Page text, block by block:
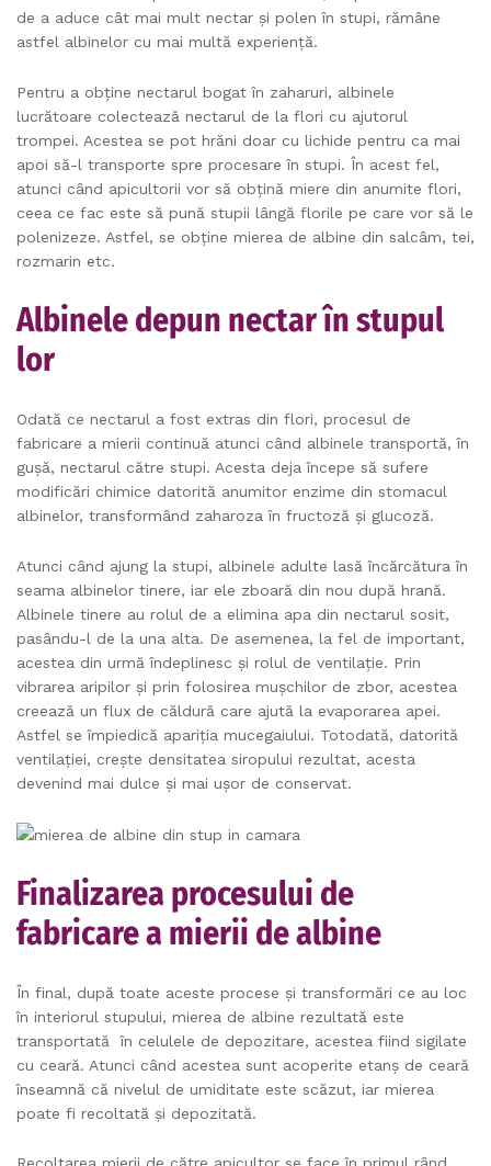
de a aduce cât mai mult nectar și polen în stupi, rămâne
astfel albinelor cu mai multă experiență.
Pentru a obține nectarul bogat în zaharuri, albinele
lucrătoare colectează nectarul de la flori cu ajutorul
trompei. Acestea se pot hrăni doar cu lichide pentru ca mai
apoi să-l transporte spre procesare în stupi. În acest fel,
atunci când apicultorii vor să obțină miere din anumite flori,
ceea ce fac este să pună stupii lângă florile pe care vor să le
polenizeze. Astfel, se obține mierea de albine din salcâm, tei,
rozmarin etc.
Albinele depun nectar în stupul
lor
Odată ce nectarul a fost extras din flori, procesul de
fabricare a mierii continuă atunci când albinele transportă, în
gușă, nectarul către stupi. Acesta deja începe să sufere
modificări chimice datorită anumitor enzime din stomacul
albinelor, transformând zaharoza în fructoză și glucoză.
Atunci când ajung la stupi, albinele adulte lasă încărcătura în
seama albinelor tinere, iar ele zboară din nou după hrană.
Albinele tinere au rolul de a elimina apa din nectarul sosit,
pasându-l de la una alta. De asemenea, la fel de important,
acestea din urmă îndeplinesc și rolul de ventilație. Prin
vibrarea aripilor și prin folosirea mușchilor de zbor, acestea
creează un flux de căldură care ajută la evaporarea apei.
Astfel se împiedică apariția mucegaiului. Totodată, datorită
ventilației, crește densitatea siropului rezultat, acesta
devenind mai dulce și mai ușor de conservat.
Finalizarea procesului de
fabricare a mierii de albine
În final, după toate aceste procese și transformări ce au loc
în interiorul stupului, mierea de albine rezultată este
transportată în celulele de depozitare, acestea fiind sigilate
cu ceară. Atunci când acestea sunt acoperite etanș de ceară
înseamnă că nivelul de umiditate este scăzut, iar mierea
poate fi recoltată și depozitată.